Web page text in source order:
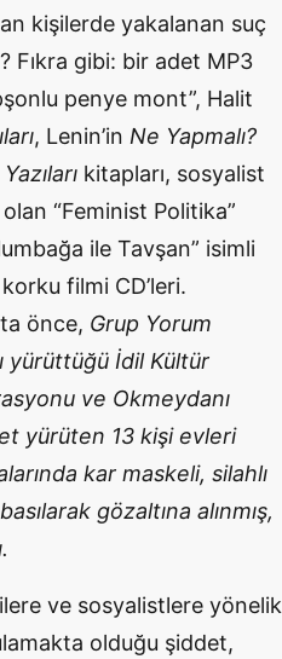
kişilerde yakalanan suç
Fıkra gibi: bir adet MP3
penye mont”, Halit
, Lenin’in Ne Yapmalı?
kitapları, sosyalist
“Feminist Politika”
ile Tavşan” isimli
filmi CD’leri.
önce, Grup Yorum
yürüttüğü İdil Kültür
ve Okmeydanı
yürüten 13 kişi evleri
kar maskeli, silahlı
gözaltına alınmış,
ve sosyalistlere yönelik
olduğu şiddet,